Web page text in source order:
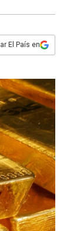
El País en